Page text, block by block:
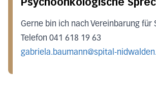
Gerne bin ich nach Vereinbarung für
Telefon 041 618 19 63
gabriela.baumann@spital-